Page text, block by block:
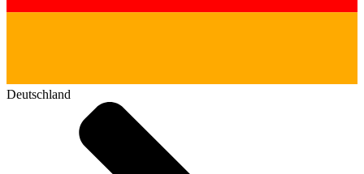
Deutschland